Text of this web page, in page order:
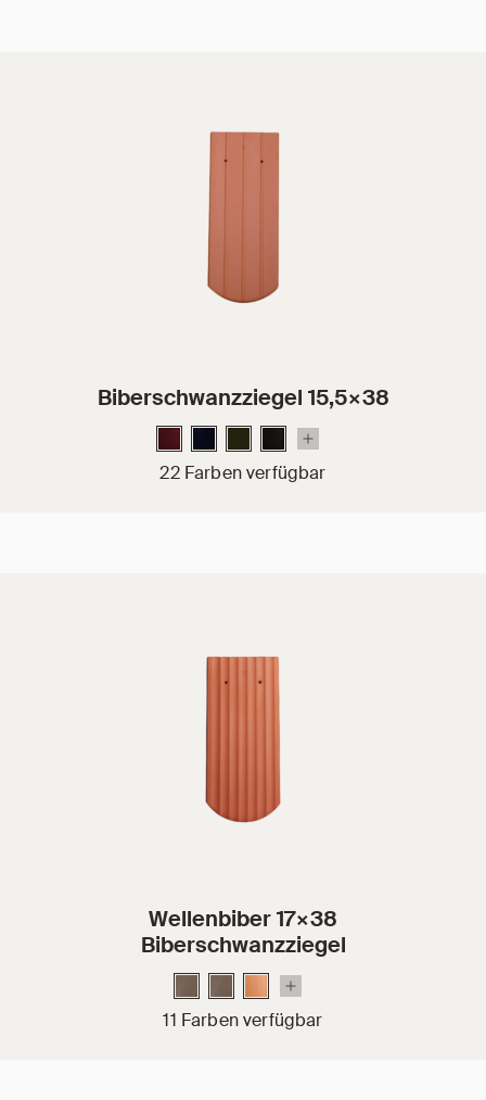
Biberschwanzziegel 15,5×38
22 Farben verfügbar
Wellenbiber 17×38
Biberschwanzziegel
11 Farben verfügbar